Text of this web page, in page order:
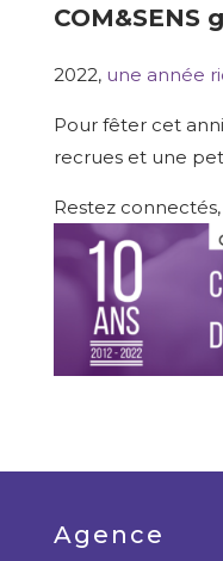
COM&SENS
2022, une année
Pour fêter cet
recrues et une
Restez connectés,
Agence